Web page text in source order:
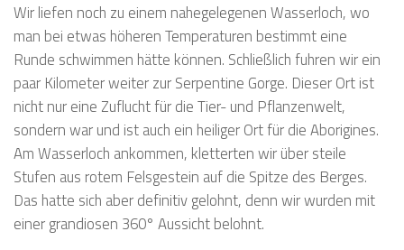
Wir liefen noch zu einem nahegelegenen Wasserloch, wo
man bei etwas höheren Temperaturen bestimmt eine
Runde schwimmen hätte können. Schließlich fuhren wir ein
paar Kilometer weiter zur Serpentine Gorge. Dieser Ort ist
nicht nur eine Zuflucht für die Tier- und Pflanzenwelt,
sondern war und ist auch ein heiliger Ort für die Aborigines.
Am Wasserloch ankommen, kletterten wir über steile
Stufen aus rotem Felsgestein auf die Spitze des Berges.
Das hatte sich aber definitiv gelohnt, denn wir wurden mit
einer grandiosen 360° Aussicht belohnt.